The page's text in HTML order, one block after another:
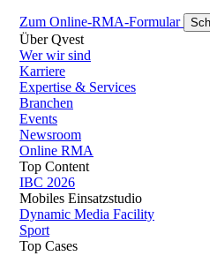
Zum Online-RMA-Formular
Über Qvest
Wer wir sind
Karriere
Expertise & Services
Branchen
Events
Newsroom
Online RMA
Top Content
IBC 2026
Mobiles Einsatzstudio
Dynamic Media Facility
Sport
Top Cases